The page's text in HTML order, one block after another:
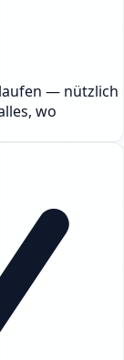
— nützlich
wo